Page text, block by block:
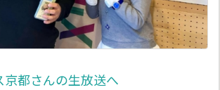
京都さんの生放送へ